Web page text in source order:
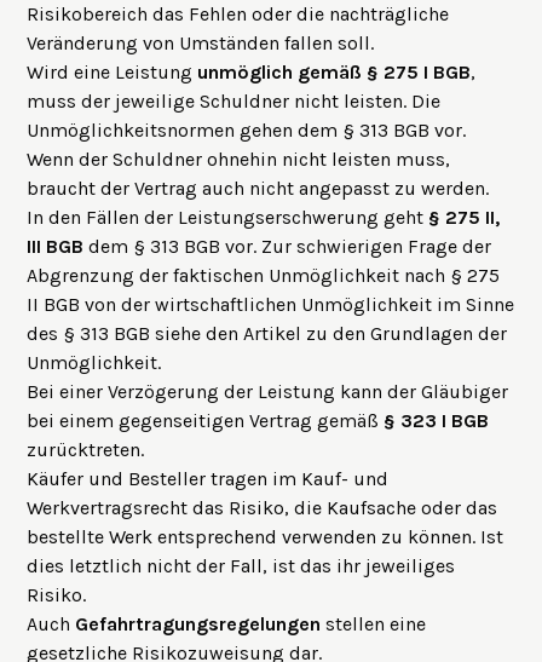
Risikobereich das Fehlen oder die nachträgliche
Veränderung von Umständen fallen soll.
Wird eine Leistung unmöglich gemäß § 275 I BGB,
muss der jeweilige Schuldner nicht leisten. Die
Unmöglichkeitsnormen gehen dem § 313 BGB vor.
Wenn der Schuldner ohnehin nicht leisten muss,
braucht der Vertrag auch nicht angepasst zu werden.
In den Fällen der Leistungserschwerung geht § 275 II,
III BGB dem § 313 BGB vor. Zur schwierigen Frage der
Abgrenzung der faktischen Unmöglichkeit nach § 275
II BGB von der wirtschaftlichen Unmöglichkeit im Sinne
des § 313 BGB siehe den Artikel zu den Grundlagen der
Unmöglichkeit.
Bei einer Verzögerung der Leistung kann der Gläubiger
bei einem gegenseitigen Vertrag gemäß § 323 I BGB
zurücktreten.
Käufer und Besteller tragen im Kauf- und
Werkvertragsrecht das Risiko, die Kaufsache oder das
bestellte Werk entsprechend verwenden zu können. Ist
dies letztlich nicht der Fall, ist das ihr jeweiliges
Risiko.
Auch Gefahrtragungsregelungen stellen eine
gesetzliche Risikozuweisung dar.